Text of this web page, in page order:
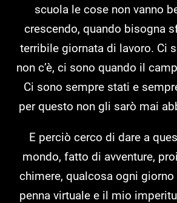
scuola le cose non vanno
crescendo, quando bisogna
terribile giornata di lavoro. Ci
non c’è, ci sono quando il
Ci sono sempre stati e
per questo non gli sarò mai
E perciò cerco di dare a
mondo, fatto di avventure,
chimere, qualcosa ogni
penna virtuale e il mio